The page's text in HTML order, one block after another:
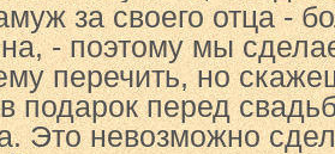
за своего отца -
- поэтому мы
перечить, но
подарок перед
Это невозможно